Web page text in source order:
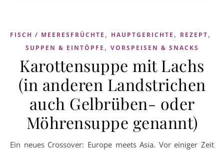
FISCH / MEERESFRÜCHTE , HAUPTGERICHTE , REZEPT,
SUPPEN & EINTÖPFE , VORSPEISEN & SNACKS
Karottensuppe mit Lachs
(in anderen Landstrichen
auch Gelbrüben- oder
Möhrensuppe genannt)
Ein neues Crossover: Europe meets Asia. Vor einiger Zeit